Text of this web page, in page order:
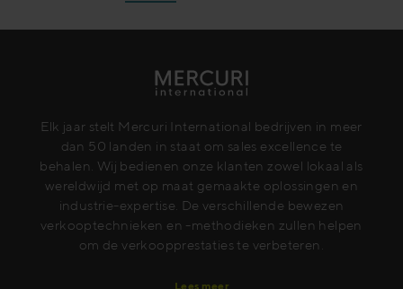
Elk jaar stelt Mercuri International bedrijven in meer
dan 50 landen in staat om sales excellence te
behalen. Wij bedienen onze klanten zowel lokaal als
wereldwijd met op maat gemaakte oplossingen en
industrie-expertise. De verschillende bewezen
verkooptechnieken en -methodieken zullen helpen
om de verkoopprestaties te verbeteren.
Lees meer